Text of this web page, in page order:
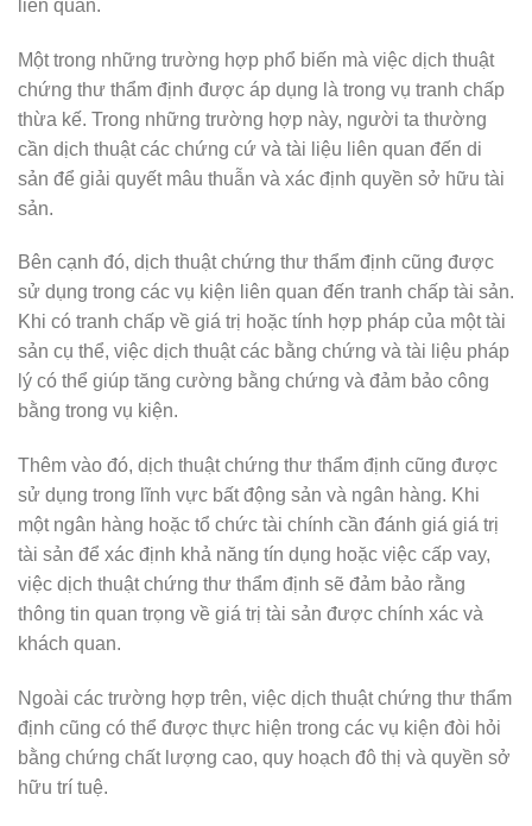
liên quan.
Một trong những trường hợp phổ biến mà việc dịch thuật
chứng thư thẩm định được áp dụng là trong vụ tranh chấp
thừa kế. Trong những trường hợp này, người ta thường
cần dịch thuật các chứng cứ và tài liệu liên quan đến di
sản để giải quyết mâu thuẫn và xác định quyền sở hữu tài
sản.
Bên cạnh đó, dịch thuật chứng thư thẩm định cũng được
sử dụng trong các vụ kiện liên quan đến tranh chấp tài sản.
Khi có tranh chấp về giá trị hoặc tính hợp pháp của một tài
sản cụ thể, việc dịch thuật các bằng chứng và tài liệu pháp
lý có thể giúp tăng cường bằng chứng và đảm bảo công
bằng trong vụ kiện.
Thêm vào đó, dịch thuật chứng thư thẩm định cũng được
sử dụng trong lĩnh vực bất động sản và ngân hàng. Khi
một ngân hàng hoặc tổ chức tài chính cần đánh giá giá trị
tài sản để xác định khả năng tín dụng hoặc việc cấp vay,
việc dịch thuật chứng thư thẩm định sẽ đảm bảo rằng
thông tin quan trọng về giá trị tài sản được chính xác và
khách quan.
Ngoài các trường hợp trên, việc dịch thuật chứng thư thẩm
định cũng có thể được thực hiện trong các vụ kiện đòi hỏi
bằng chứng chất lượng cao, quy hoạch đô thị và quyền sở
hữu trí tuệ.